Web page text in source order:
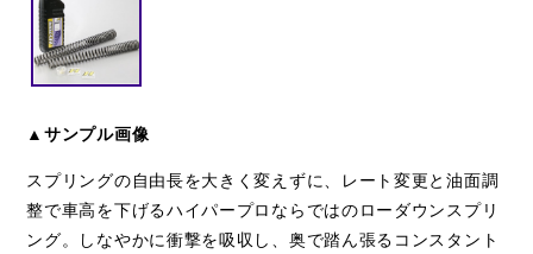
▲サンプル画像
スプリングの自由長を大きく変えずに、レート変更と油面調
整で車高を下げるハイパープロならではのローダウンスプリ
ング。しなやかに衝撃を吸収し、奥で踏ん張るコンスタント